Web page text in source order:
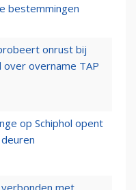
bestemmingen
onrust bij
overname TAP
op Schiphol opent